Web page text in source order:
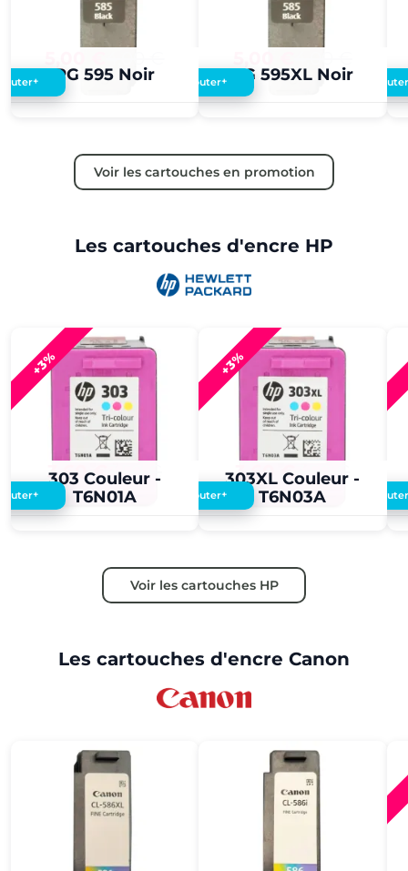
PG 595 Noir
+ PG 595XL Noir
Ajouter+
Voir les cartouches en promotion
Les cartouches d'encre HP
+3%
303 Couleur -
T6N01A
3,60 €3,50 €
+
+3%
303XL Couleur -
T6N03A
3,60 €3,50 €
Ajouter+
Voir les cartouches HP
Les cartouches d'encre Canon